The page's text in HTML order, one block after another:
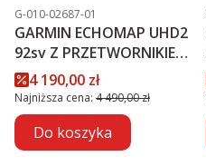
Kod produktu
G-010-02687-01
GARMIN ECHOMAP UHD2
92sv Z PRZETWORNIKIEM
GT56UHD-TM PROMOCJA
Cena promocyjna
4 190,00 zł
Najniższa cena: 4 490,00 zł
Do koszyka